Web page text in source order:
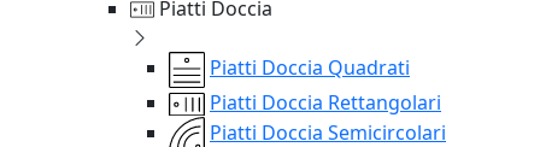
Piatti Doccia
Piatti Doccia Quadrati
Piatti Doccia Rettangolari
Piatti Doccia Semicircolari